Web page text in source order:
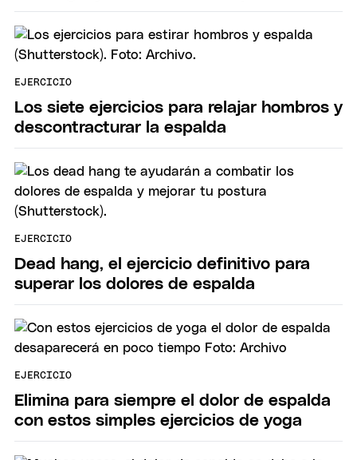
EJERCICIO
Los siete ejercicios para relajar hombros y
descontracturar la espalda
EJERCICIO
Dead hang, el ejercicio definitivo para
superar los dolores de espalda
EJERCICIO
Elimina para siempre el dolor de espalda
con estos simples ejercicios de yoga